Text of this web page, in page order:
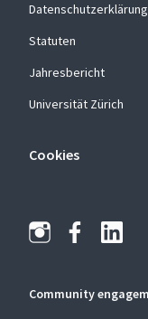
Datenschutzerklärung
Statuten
Jahresbericht
Universität Zürich
Cookies
Community